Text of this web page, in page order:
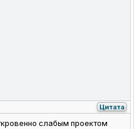
Цитата
слабым проектом